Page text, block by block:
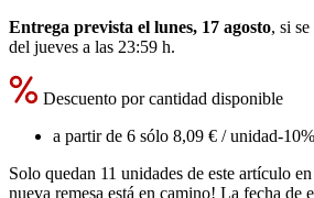
Entrega prevista el lunes, 17 agosto, si
del jueves a las 23:59 h.
Descuento por cantidad disponible
a partir de 6 sólo 8,09 € / unidad-10%
Solo quedan 11 unidades de este artículo
nueva remesa está en camino! La fecha de